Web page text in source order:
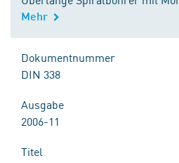
Mehr
Dokumentnummer
DIN 338
Ausgabe
2006-11
Titel